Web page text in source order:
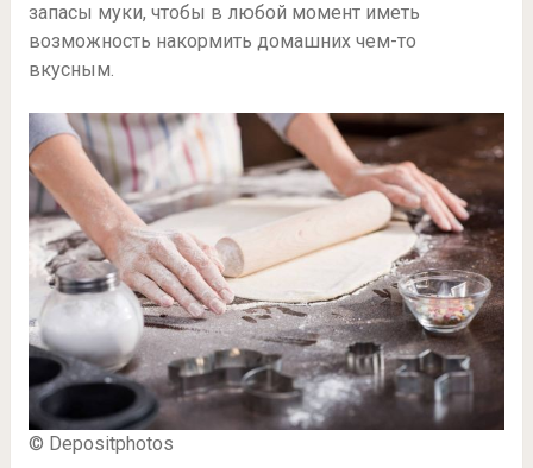
запасы муки, чтобы в любой момент иметь
возможность накормить домашних чем-то
вкусным.
© Depositphotos